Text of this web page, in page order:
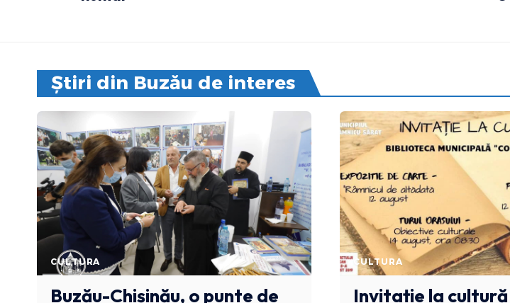
Știri din Buzău de interes
CULTURA
Buzău-Chișinău, o punte de
CULTURA
Invitație la